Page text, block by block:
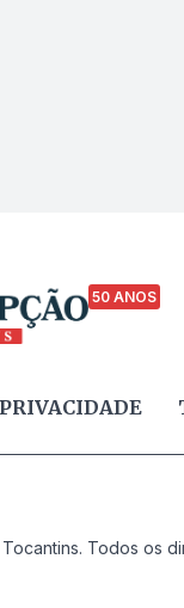
50 ANOS
PRIVACIDADE
Todos os